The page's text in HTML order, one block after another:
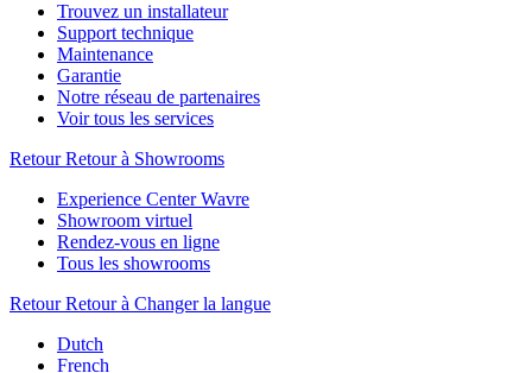
Trouvez un installateur
Support technique
Maintenance
Garantie
Notre réseau de partenaires
Voir tous les services
Retour Retour à Showrooms
Experience Center Wavre
Showroom virtuel
Rendez-vous en ligne
Tous les showrooms
Retour Retour à Changer la langue
Dutch
French